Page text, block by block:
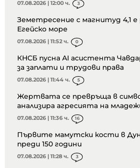
07.08.2026 | 12:00 ч. 3
Земетресение с магнитуд 4,1
Егейско море
07.08.2026 | 11:52 ч. 0
КНСБ пусна AI асистента
за заплати и трудови права
07.08.2026 | 11:44 ч. 5
Жертвата се превръща в
анализира агресията на
07.08.2026 | 11:36 ч. 16
Първите мамутски кости в
преди 150 години
07.08.2026 | 11:28 ч. 3